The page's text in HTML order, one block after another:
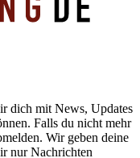
dich mit News, Updates
Falls du nicht mehr
Wir geben deine
nur Nachrichten